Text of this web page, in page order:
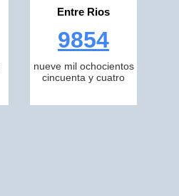
Entre Rios
9854
nueve mil ochocientos
cincuenta y cuatro